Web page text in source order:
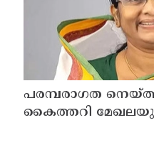
പരമ്പരാഗത
കൈത്തറി